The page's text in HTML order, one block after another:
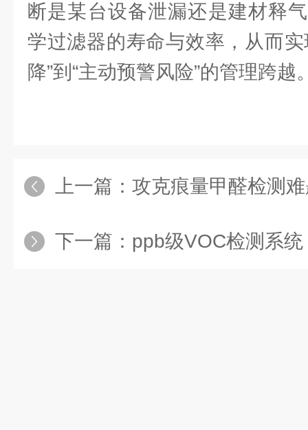
断是某台设备泄漏还是建材释
学过滤器的寿命与效率，从而
降”到“主动预警风险”的管理跨越
上一篇： 攻克痕量甲醛检测难题！杜克泰克DKG
下一篇： ppb级VOC检测系统：揭开半导